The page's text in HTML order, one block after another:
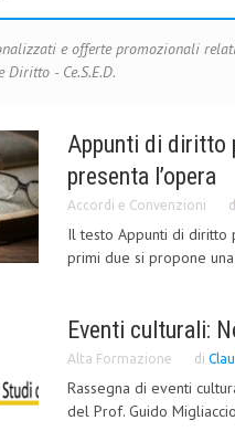
e offerte promozionali
Diritto - Ce.S.E.D.
Appunti di diritto
presenta l’opera
Accordi e Convenzioni
Il testo Appunti di diritto
primi due si propone
Eventi culturali:
Alta Formazione di
Rassegna di eventi
del Prof. Guido